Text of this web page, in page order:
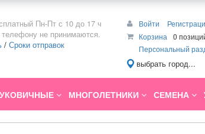
Пн-Пт с 10 до 17 ч
не принимаются.
/ Сроки отправок
Войти
Корзина
0
Персональный
выбрать город...
МНОГОЛЕТНИКИ СЕМЕНА